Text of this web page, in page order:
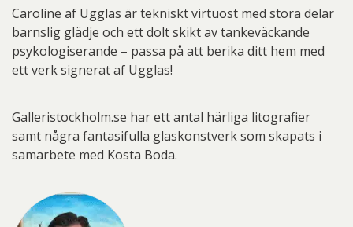
Caroline af Ugglas är tekniskt virtuost med stora delar
barnslig glädje och ett dolt skikt av tankeväckande
psykologiserande – passa på att berika ditt hem med
ett verk signerat af Ugglas!
Galleristockholm.se har ett antal härliga litografier
samt några fantasifulla glaskonstverk som skapats i
samarbete med Kosta Boda.